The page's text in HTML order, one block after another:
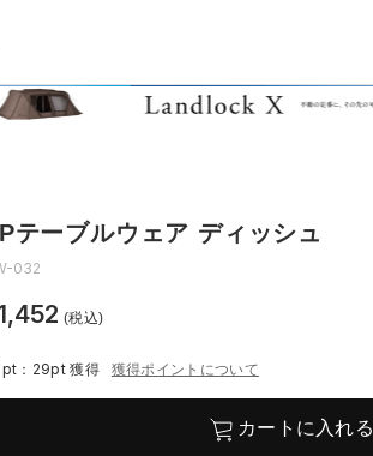
テーブルウェア ディッシュ
032
(税込)
：29pt獲得 獲得ポイントについて
カートに入れる